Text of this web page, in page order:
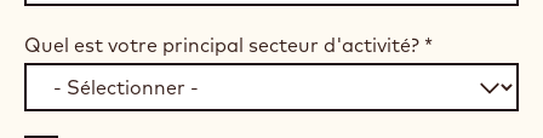
Quel est votre principal secteur d'activité? *